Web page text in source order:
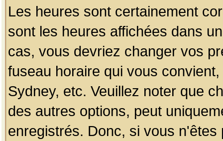
Les heures sont certainement
sont les heures affichées dans
cas, vous devriez changer vos
fuseau horaire qui vous
Sydney, etc. Veuillez noter que
des autres options, peut
enregistrés. Donc, si vous